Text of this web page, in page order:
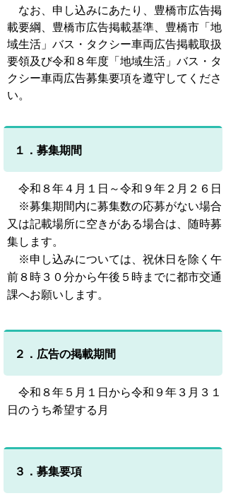
なお、申し込みにあたり、豊橋市広告掲
載要綱、豊橋市広告掲載基準、豊橋市「地
域生活」バス・タクシー車両広告掲載取扱
要領及び令和８年度「地域生活」バス・タ
クシー車両広告募集要項を遵守してくださ
い。
１．募集期間
令和８年４月１日～令和９年２月２６日
※募集期間内に募集数の応募がない場合
又は記載場所に空きがある場合は、随時募
集します。
※申し込みについては、祝休日を除く午
前８時３０分から午後５時までに都市交通
課へお願いします。
２．広告の掲載期間
令和８年５月１日から令和９年３月３１
日のうち希望する月
３．募集要項